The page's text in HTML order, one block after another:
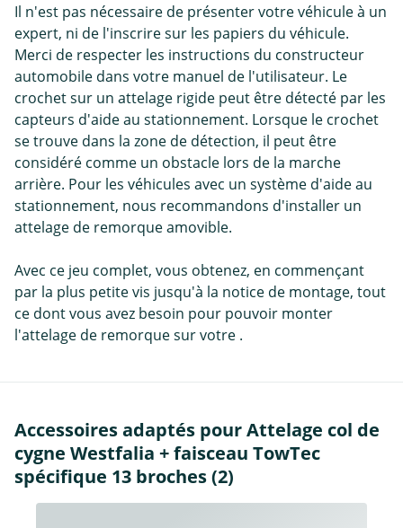
Il n'est pas nécessaire de présenter votre véhicule à un
expert, ni de l'inscrire sur les papiers du véhicule.
Merci de respecter les instructions du constructeur
automobile dans votre manuel de l'utilisateur. Le
crochet sur un attelage rigide peut être détecté par les
capteurs d'aide au stationnement. Lorsque le crochet
se trouve dans la zone de détection, il peut être
considéré comme un obstacle lors de la marche
arrière. Pour les véhicules avec un système d'aide au
stationnement, nous recommandons d'installer un
attelage de remorque amovible.
Avec ce jeu complet, vous obtenez, en commençant
par la plus petite vis jusqu'à la notice de montage, tout
ce dont vous avez besoin pour pouvoir monter
l'attelage de remorque sur votre .
Accessoires adaptés pour Attelage col de
cygne Westfalia + faisceau TowTec
spécifique 13 broches (2)